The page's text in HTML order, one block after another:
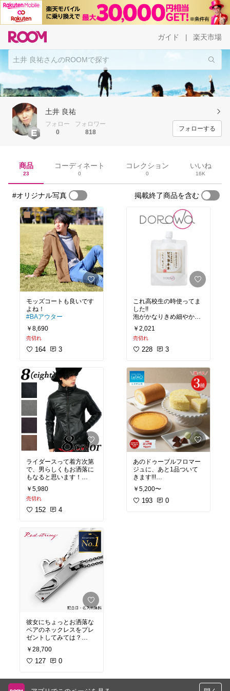
ガイド 楽天市場
土井 良祐
フォロー
0
フォロワー
818
フォローする
商品
23
コーディネート
0
コレクション
0
いいね
16K
#オリジナル写真 掲載終了商品を含む
モッズコートも良いです
#BAアウター
￥8,690
売切れ
164 3
ライダースって着方次第
で、男らしくもお洒落に
#BAアウター
￥5,980
売切れ
152 4
彼女にちょっとお洒落な
ペアのネックレスをプレ
#BAプレゼント
￥28,700
127 0
これ高校生の時使ってま
した!!
泡がかなりきめ細やか
#BAイチオシ
￥2,021
売切れ
228 3
あのドゥーブルフロマー
ジュに、あと1品ついて
#BAフード
￥5,200〜
193 0